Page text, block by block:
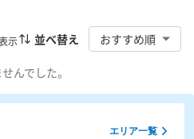
示 並べ替え おすすめ順
んでした。
エリア一覧